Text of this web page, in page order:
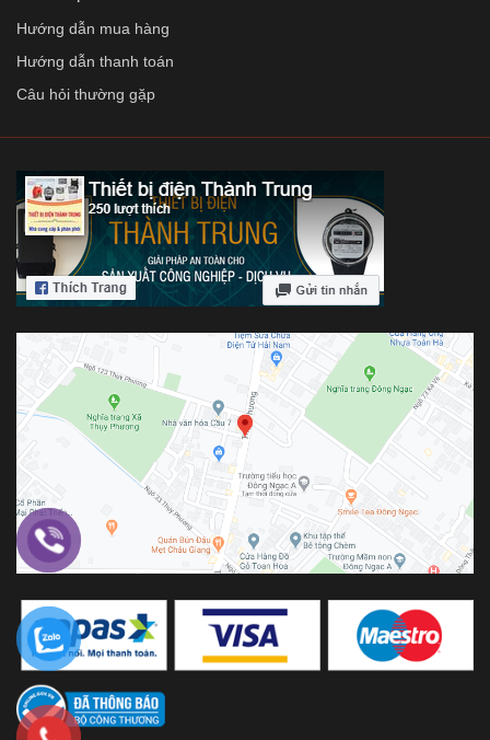
Hướng dẫn mua hàng
Hướng dẫn thanh toán
Câu hỏi thường gặp